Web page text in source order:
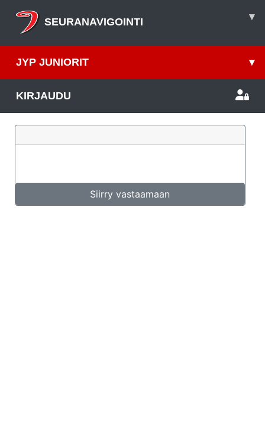
SEURANAVIGOINTI ▾
JYP JUNIORIT ▾
KIRJAUDU